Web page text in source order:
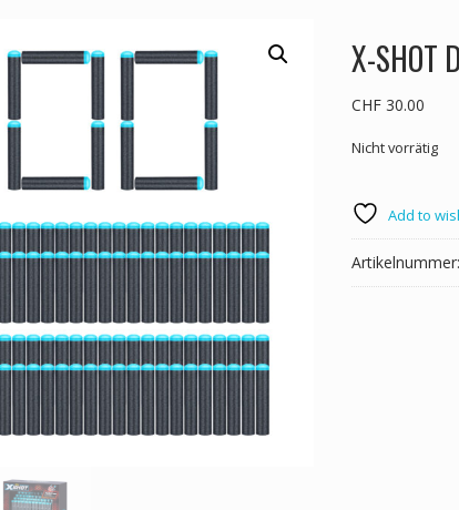
X-SHOT
CHF30.00
Nicht vorrätig
Add to
Artikelnummer: